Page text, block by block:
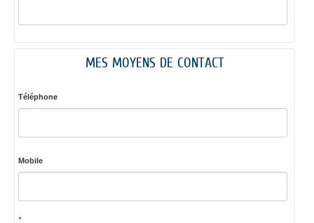
MES MOYENS DE CONTACT
Téléphone
Mobile
*